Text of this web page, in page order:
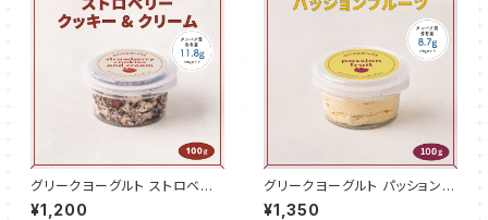
グリークヨーグルト ストロベリ
ークッキー＆クリーム 100g
¥1,200
グリークヨーグルト パッションフ
ルーツ 100g
¥1,350